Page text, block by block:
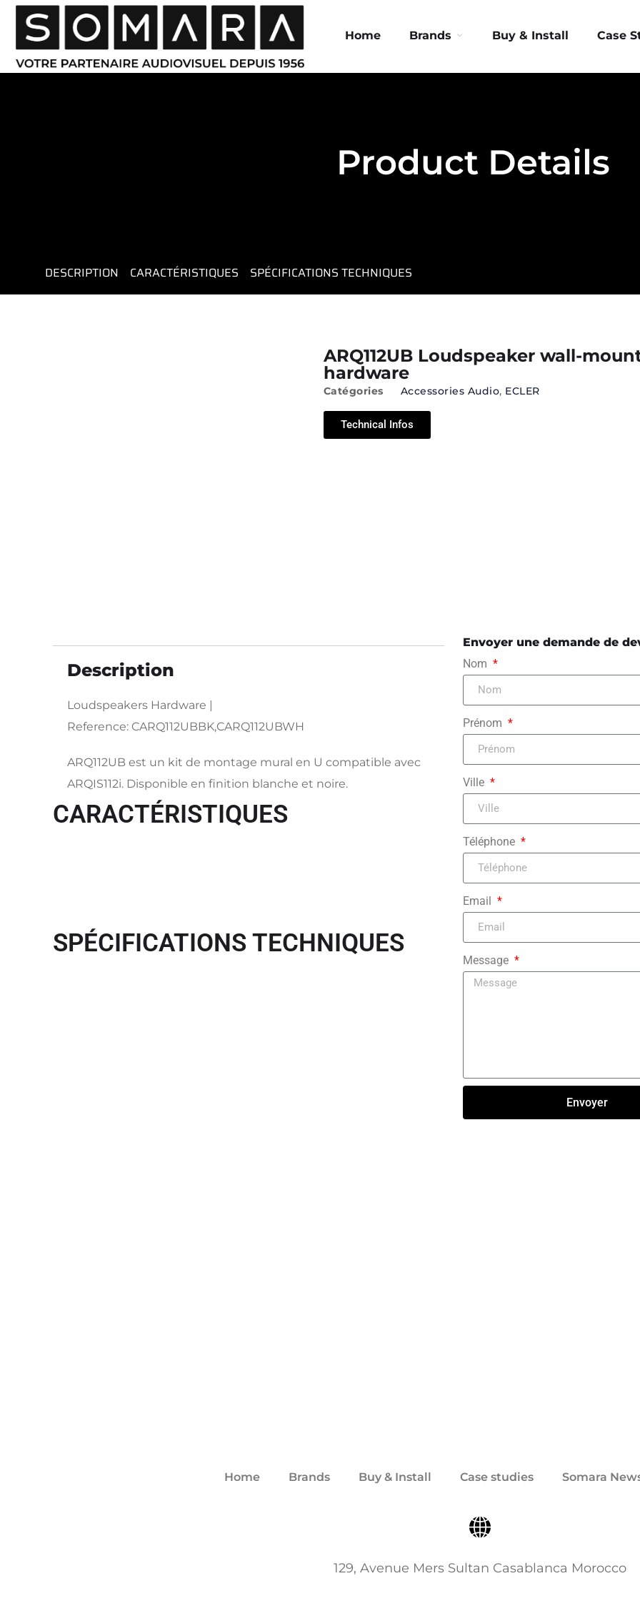
Home Brands Buy & Install Case
Product Details
DESCRIPTION CARACTÉRISTIQUES SPÉCIFICATIONS TECHNIQUES
ARQ112UB Loudspeaker wall-
hardware
Catégories Accessories Audio, ECLER
Technical Infos
Description
Loudspeakers Hardware |
Reference: CARQ112UBBK,CARQ112UBWH
ARQ112UB est un kit de montage mural en U compatible avec
ARQIS112i. Disponible en finition blanche et noire.
CARACTÉRISTIQUES
SPÉCIFICATIONS TECHNIQUES
Envoyer une demande de
Nom
Prénom
Ville
Téléphone
Email
Message
Envoyer
Home Brands Buy & Install Case studies Somara
129, Avenue Mers Sultan Casablanca Morocco